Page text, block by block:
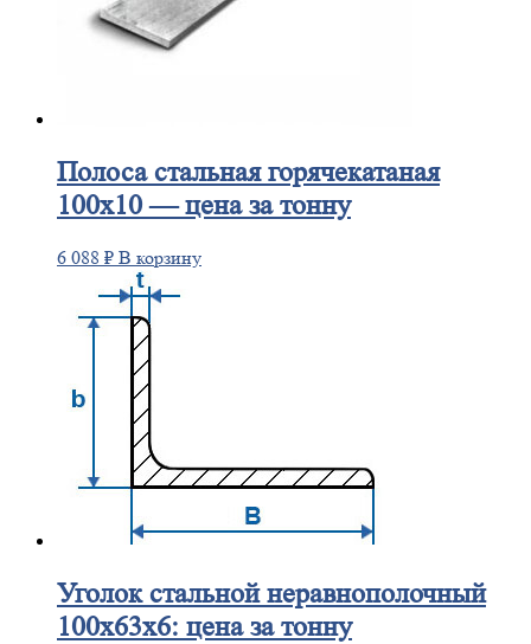
Полосастальная горячекатаная
100х10 — цена за тонну
6 088 ₽ В корзину
Уголокстальной неравнополочный
100х63х6: цена за тонну